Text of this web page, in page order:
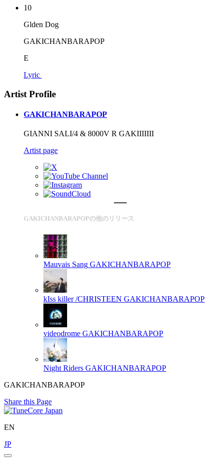
10
Glden Dog
GAKICHANBARAPOP
E
Lyric
Artist Profile
GAKICHANBARAPOP
GIANNI SALI/4 & 8000V R GAKIIIIIII
Artist page
GAKICHANBARAPOPの他のリリース
Mauvais Sang GAKICHANBARAPOP
kIss killer /CHRISTEEN GAKICHANBARAPOP
videodrome GAKICHANBARAPOP
Night Riders GAKICHANBARAPOP
GAKICHANBARAPOP
Share this Page
EN
JP